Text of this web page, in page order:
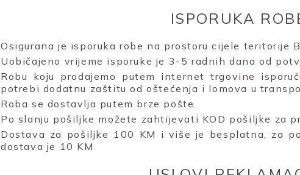
ISPORUKA
Osigurana je isporuka robe na prostoru cijele teritorije
Uobičajeno vrijeme isporuke je 3-5 radnih dana od
Robu koju prodajemo putem internet trgovine
potrebi dodatnu zaštitu od oštećenja i lomova u
Roba se dostavlja putem brze pošte.
Po slanju pošiljke možete zahtijevati KOD pošiljke za
Dostava za pošiljke 100 KM i više je besplatna, za
dostava je 10 KM